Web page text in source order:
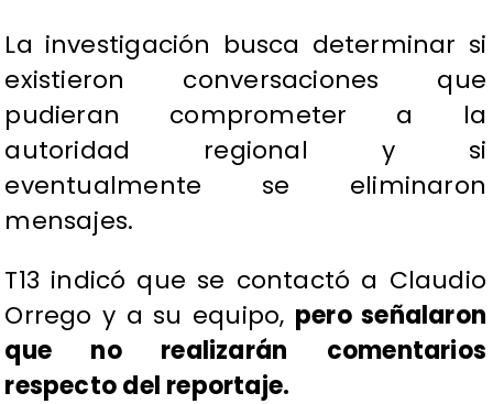
La investigación busca determinar si
existieron conversaciones que
pudieran comprometer a la
autoridad regional y si
eventualmente se eliminaron
mensajes.
T13 indicó que se contactó a Claudio
Orrego y a su equipo, pero señalaron
que no realizarán comentarios
respecto del reportaje.